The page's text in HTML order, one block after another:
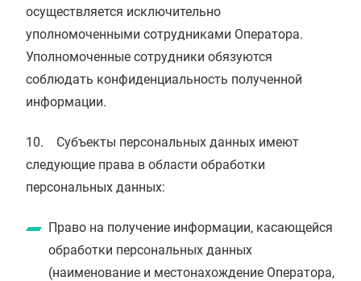
осуществляется исключительно
уполномоченными сотрудниками Оператора.
Уполномоченные сотрудники обязуются
соблюдать конфиденциальность полученной
информации.
10. Субъекты персональных данных имеют
следующие права в области обработки
персональных данных:
Право на получение информации, касающейся
обработки персональных данных
(наименование и местонахождение Оператора,